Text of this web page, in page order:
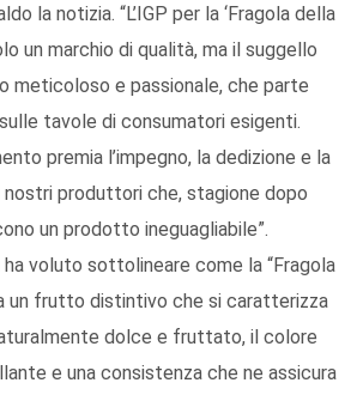
la notizia. “L’IGP per la ‘Fragola della
un marchio di qualità, ma il suggello
meticoloso e passionale, che parte
tavole di consumatori esigenti.
premia l’impegno, la dedizione e la
produttori che, stagione dopo
un prodotto ineguagliabile”.
voluto sottolineare come la “Fragola
un frutto distintivo che si caratterizza
dolce e fruttato, il colore
e una consistenza che ne assicura